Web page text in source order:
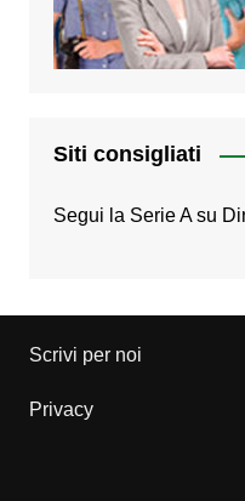
Siti consigliati
Segui la Serie A su
Scrivi per noi
Privacy